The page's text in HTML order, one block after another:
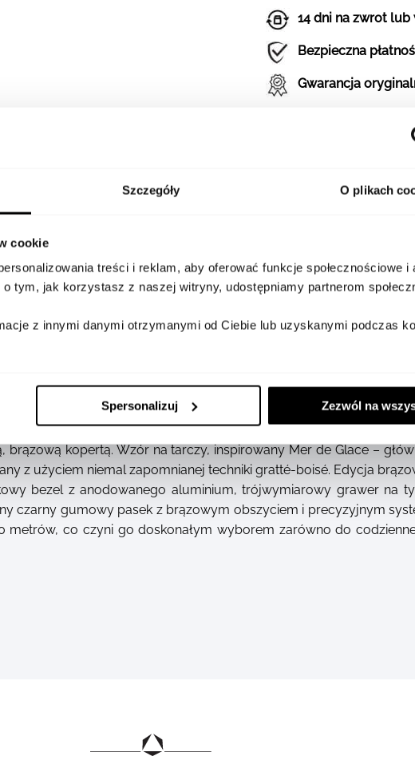
Szczegóły O plikach
cookie
treści i reklam, aby oferować funkcje społecznościowe i
tym, jak korzystasz z naszej witryny, udostępniamy partnerom
z innymi danymi otrzymanymi od Ciebie lub uzyskanymi podczas
Spersonalizuj Zezwól na
14 dni na zwrot lub
Bezpieczna
Gwarancja
to zegarek inspirowany zachodem słońca nad lodowcem, który
brązową kopertą. Wzór na tarczy, inspirowany Mer de Glace –
z użyciem niemal zapomnianej techniki gratté-boisé. Edycja
bezel z anodowanego aluminium, trójwymiarowy grawer na
czarny gumowy pasek z brązowym obszyciem i precyzyjnym
co czyni go doskonałym wyborem zarówno do